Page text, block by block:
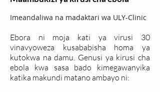
Imeandaliwa na madaktari wa ULY-Clinic
Ebora ni moja kati ya virusi 30
vinavyoweza kusababisha homa ya
kutokwa na damu. Genusi ya kirusi cha
ebola kwa sasa bado kimegawanyika
katika makundi matano ambayo ni: